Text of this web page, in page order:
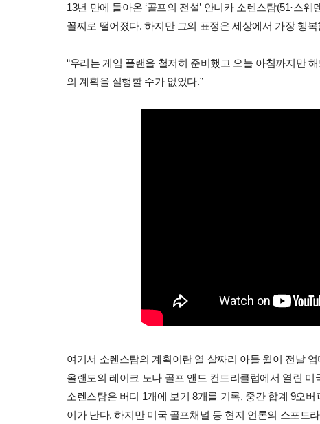
13년 만에 돌아온 ‘골프의 전설’ 안니카 소렌스탐(51·스
꼴찌로 떨어졌다. 하지만 그의 표정은 세상에서 가장 행
“우리는 게임 플랜을 철저히 준비했고 오늘 아침까지만
의 계획을 실행할 수가 없었다.”
여기서 소렌스탐의 계획이란 열 살짜리 아들 윌이 전날
올랜도의 레이크 노나 골프 앤드 컨트리클럽에서 열린
소렌스탐은 버디 1개에 보기 8개를 기록, 중간 합계 9오
이가 난다. 하지만 미국 골프채널 등 현지 언론의 스포트